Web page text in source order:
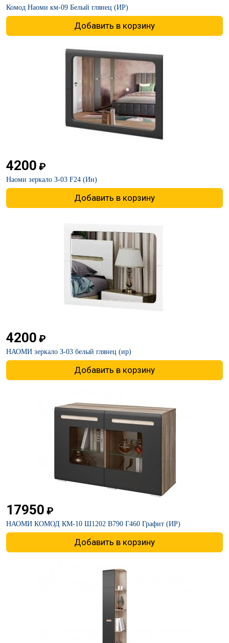
Комод Наоми км-09 Белый глянец (ИР)
Добавить в корзину
4200 ₽
Наоми зеркало З-03 F24 (Ин)
Добавить в корзину
4200 ₽
НАОМИ зеркало З-03 белый глянец (ир)
Добавить в корзину
17950 ₽
НАОМИ КОМОД КМ-10 Ш1202 В790 Г460 Графит (ИР)
Добавить в корзину